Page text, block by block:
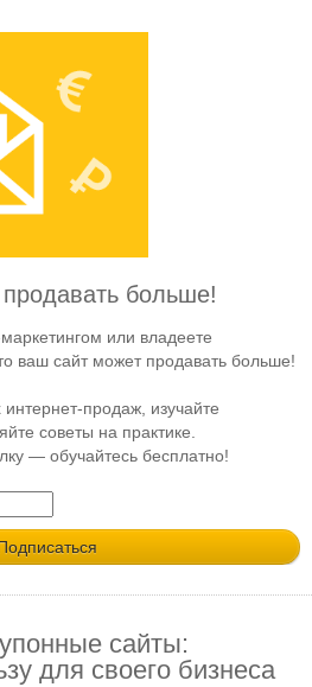
больше!
или владеете
ваш сайт может продавать больше!
продаж, изучайте
советы на практике.
— обучайтесь бесплатно!
сайты:
для своего бизнеса